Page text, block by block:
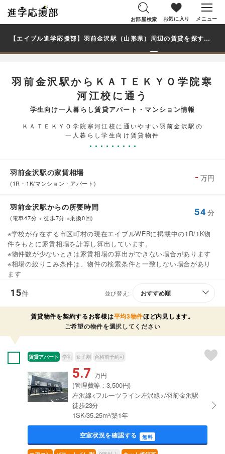
お部屋検索 お気に入り メニュー
【エイブル進学応援部】羽前金沢駅（山形県）周辺の賃貸を探す｜ＫＡＴＥＫＹＯ学院寒河江校学生・大学生の一人暮らし向け賃貸マンション・アパート
羽前金沢駅からＫＡＴＥＫＹＯ学院寒
河江校に通う
学生向け一人暮らし賃貸アパート・マンション情報
ＫＡＴＥＫＹＯ学院寒河江校に通いやすい羽前金沢駅の
一人暮らし学生向け賃貸物件
羽前金沢駅の家賃相場
(1R・1K/マンション・アパート)
- 万円
羽前金沢駅からの所要時間
(電車47分 + 徒歩7分 ※乗換0回)
54 分
※学校が存在する市区町村の現在エイブルWEBに掲載中の1R/1K物
件をもとに家賃相場を計算し算出しています。
※物件数が少ないときは家賃相場の算出ができない場合があります
※相場の絞りこみ条件は、物件の検索条件と一致しない場合があり
ます
15件 並び替え:
賃貸物件を契約するお客様は平均3物件ほど内見します。
ご希望の物件を選択してください
賃貸アパート 学割 女子割 合格前予約可
5.7 万円
(管理費等：3,500円)
左沢線<フルーツライン左沢線>/羽前金沢駅
徒歩23分
1SK/35.25m²/築1年
空室状況を確認する 無料